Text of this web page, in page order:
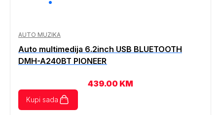
AUTO MUZIKA
Auto multimedija 6.2inch USB BLUETOOTH
DMH-A240BT PIONEER
439.00 KM
Kupi sada